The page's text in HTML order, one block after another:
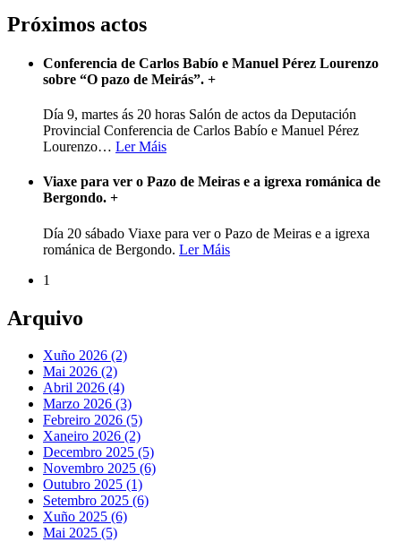
Próximos actos
Conferencia de Carlos Babío e Manuel Pérez Lourenzo
sobre “O pazo de Meirás”. +
Día 9, martes ás 20 horas Salón de actos da Deputación
Provincial Conferencia de Carlos Babío e Manuel Pérez
Lourenzo… Ler Máis
Viaxe para ver o Pazo de Meiras e a igrexa románica de
Bergondo. +
Día 20 sábado Viaxe para ver o Pazo de Meiras e a igrexa
románica de Bergondo. Ler Máis
1
Arquivo
Xuño 2026 (2)
Mai 2026 (2)
Abril 2026 (4)
Marzo 2026 (3)
Febreiro 2026 (5)
Xaneiro 2026 (2)
Decembro 2025 (5)
Novembro 2025 (6)
Outubro 2025 (1)
Setembro 2025 (6)
Xuño 2025 (6)
Mai 2025 (5)